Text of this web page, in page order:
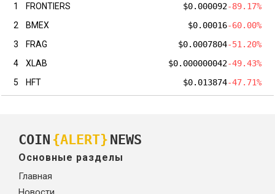
1 FRONTIERS $0.000092-89.17%
2
BMEX $0.00016-60.00%
3
FRAG $0.0007804-51.20%
4
XLAB $0.000000042-49.43%
5
HFT $0.013874-47.71%
COIN {ALERT} NEWS
Основные разделы
Главная